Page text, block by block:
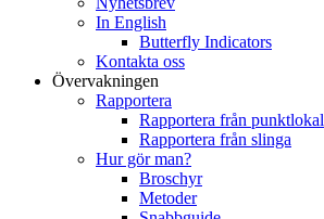
In English
Butterfly Indicators
Kontakta oss
Övervakningen
Rapportera
Rapportera från punktlokal
Rapportera från slinga
Hur gör man?
Broschyr
Metoder